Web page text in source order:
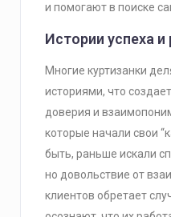
и помогают в поиске
Истории успеха и
Многие куртизанки
историями, что
доверия и
которые начали свои
быть, раньше искали
но довольствие от
клиентов обретает